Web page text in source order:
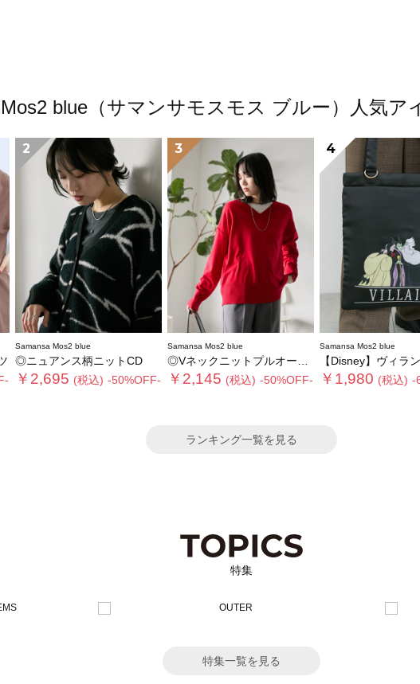
blue（サマンサモスモス ブルー）人気ア
2
Samansa Mos2 blue
◎ニュアンス柄ニットCD
￥2,695 (税込) -50%OFF-
3
Samansa Mos2 blue
◎Vネックニットプルオーバー
￥2,145 (税込) -50%OFF-
4
Samansa Mos2 blue
【Disney】ヴィランズ/トー
￥1,980 (税込) -
ランキング一覧を見る
特集
特集一覧を見る